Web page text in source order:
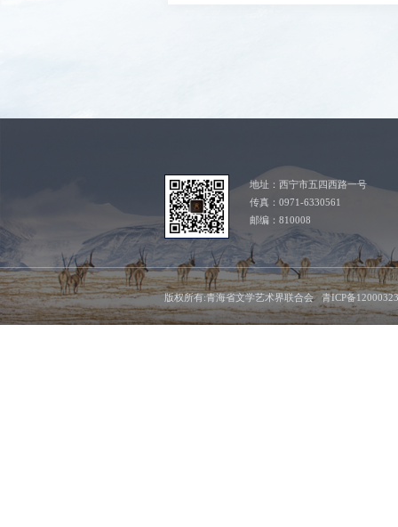
地址：西宁市五四西路一号
传真：0971-6330561
邮编：810008
版权所有:青海省文学艺术界联合会 青ICP备